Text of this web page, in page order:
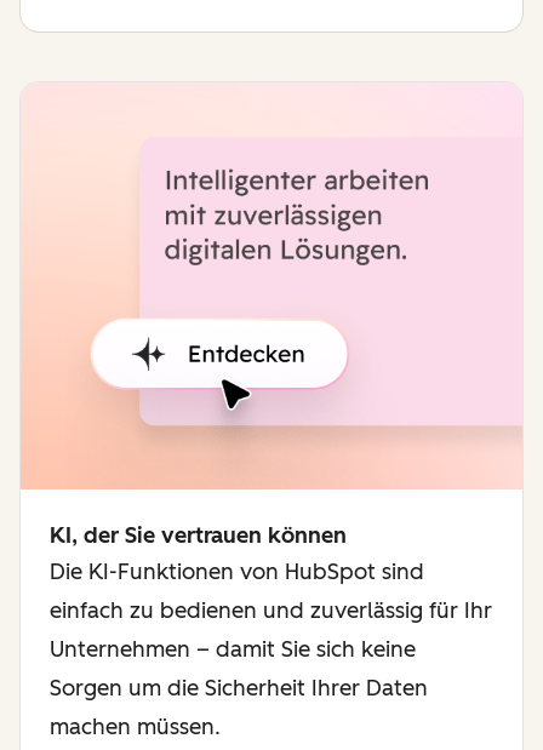
KI, der Sie vertrauen können
Die KI-Funktionen von HubSpot sind
einfach zu bedienen und zuverlässig für Ihr
Unternehmen – damit Sie sich keine
Sorgen um die Sicherheit Ihrer Daten
machen müssen.